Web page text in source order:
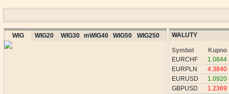
WIG WIG20 WIG30 mWIG40 WIG50 WIG250 WALUTY
Symbol
Kupno
EURCHF
1.0844
EURPLN
4.3840
EURUSD
1.0920
GBPUSD
1.2369